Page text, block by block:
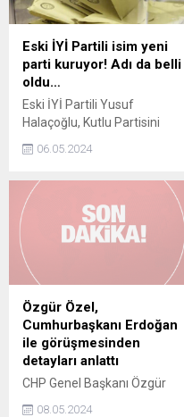
istifa etmeyeceğini belirtti.
Eski İYİ Partili isim yeni
parti kuruyor! Adı da belli
oldu…
Eski İYİ Partili Yusuf
Halaçoğlu, Kutlu Partisini
Halaçoğlu ve beraberindeki
kuruluş dilekçesini verdi.
06.05.2024
Özgür Özel,
Cumhurbaşkanı Erdoğan
ile görüşmesinden
detayları anlattı
CHP Genel Başkanı Özgür
Özel katıldığı canlı yayında
08.05.2024